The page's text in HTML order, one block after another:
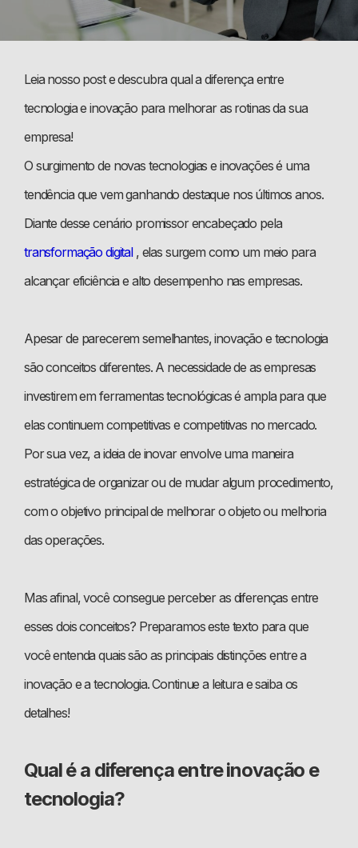
Leia nosso post e descubra qual a diferença entre
tecnologia e inovação para melhorar as rotinas da sua
empresa!
O surgimento de novas tecnologias e inovações é uma
tendência que vem ganhando destaque nos últimos anos.
Diante desse cenário promissor encabeçado pela
transformação digital, elas surgem como um meio para
alcançar eficiência e alto desempenho nas empresas.
Apesar de parecerem semelhantes, inovação e tecnologia
são conceitos diferentes. A necessidade de as empresas
investirem em ferramentas tecnológicas é ampla para que
elas continuem competitivas e competitivas no mercado.
Por sua vez, a ideia de inovar envolve uma maneira
estratégica de organizar ou de mudar algum procedimento,
com o objetivo principal de melhorar o objeto ou melhoria
das operações.
Mas afinal, você consegue perceber as diferenças entre
esses dois conceitos? Preparamos este texto para que
você entenda quais são as principais distinções entre a
inovação e a tecnologia. Continue a leitura e saiba os
detalhes!
Qual é a diferença entre inovação e
tecnologia?